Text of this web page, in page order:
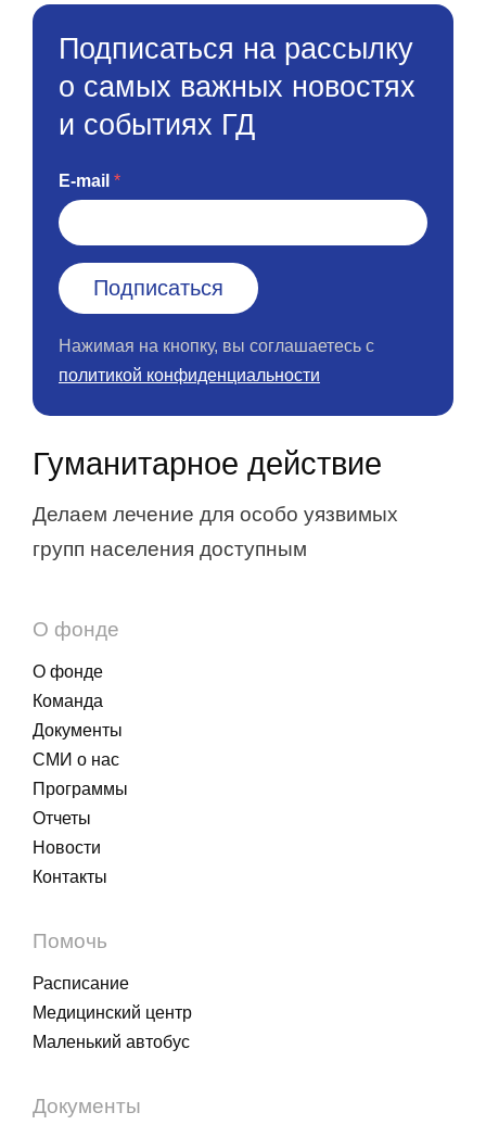
Подписаться на рассылку
о самых важных новостях
и событиях ГД
E-mail
Нажимая на кнопку, вы соглашаетесь с
политикой конфиденциальности
Гуманитарное действие
Делаем лечение для особо уязвимых
групп населения доступным
О фонде
О фонде
Команда
Документы
СМИ о нас
Программы
Отчеты
Новости
Контакты
Помочь
Расписание
Медицинский центр
Маленький автобус
Документы